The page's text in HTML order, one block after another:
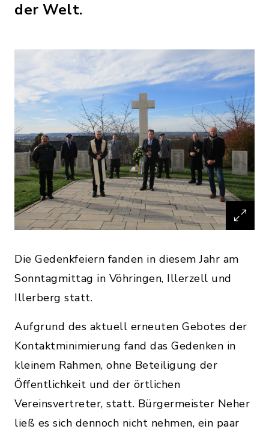
der Welt.
Die Gedenkfeiern fanden in diesem Jahr am
Sonntagmittag in Vöhringen, Illerzell und
Illerberg statt.
Aufgrund des aktuell erneuten Gebotes der
Kontaktminimierung fand das Gedenken in
kleinem Rahmen, ohne Beteiligung der
Öffentlichkeit und der örtlichen
Vereinsvertreter, statt. Bürgermeister Neher
ließ es sich dennoch nicht nehmen, ein paar